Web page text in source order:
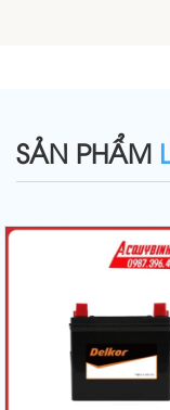
SẢN PHẨM